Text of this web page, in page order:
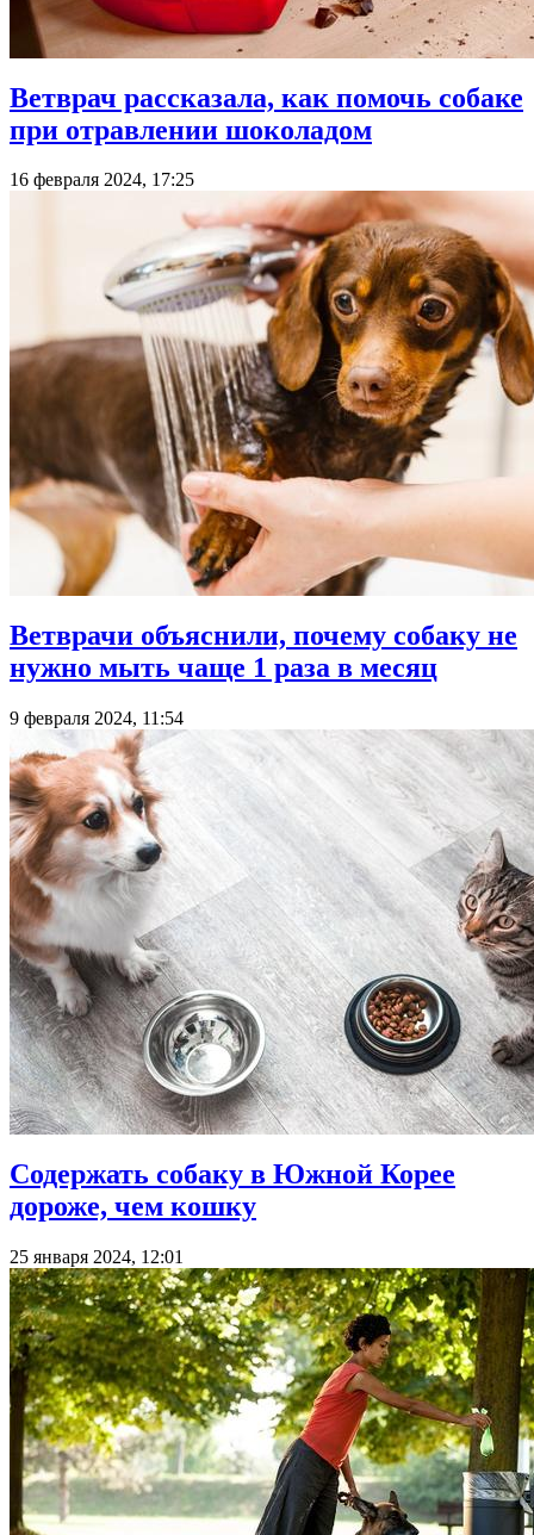
Ветврач рассказала, как помочь собаке
при отравлении шоколадом
16 февраля 2024, 17:25
Ветврачи объяснили, почему собаку не
нужно мыть чаще 1 раза в месяц
9 февраля 2024, 11:54
Содержать собаку в Южной Корее
дороже, чем кошку
25 января 2024, 12:01